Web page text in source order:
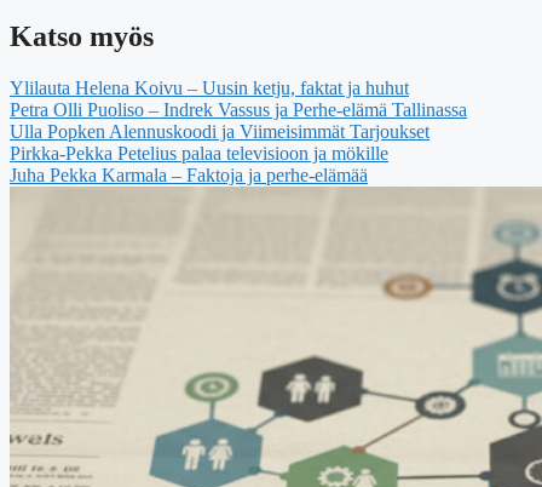
Katso myös
Ylilauta Helena Koivu – Uusin ketju, faktat ja huhut
Petra Olli Puoliso – Indrek Vassus ja Perhe-elämä Tallinassa
Ulla Popken Alennuskoodi ja Viimeisimmät Tarjoukset
Pirkka-Pekka Petelius palaa televisioon ja mökille
Juha Pekka Karmala – Faktoja ja perhe-elämää